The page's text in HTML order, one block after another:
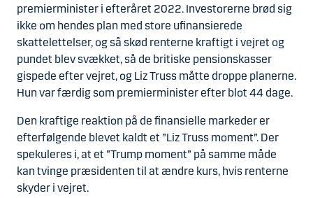
premierminister i efteråret 2022. Investorerne brød sig
ikke om hendes plan med store ufinansierede
skattelettelser, og så skød renterne kraftigt i vejret og
pundet blev svækket, så de britiske pensionskasser
gispede efter vejret, og Liz Truss måtte droppe planerne.
Hun var færdig som premierminister efter blot 44 dage.
Den kraftige reaktion på de finansielle markeder er
efterfølgende blevet kaldt et ”Liz Truss moment”. Der
spekuleres i, at et ”Trump moment” på samme måde
kan tvinge præsidenten til at ændre kurs, hvis renterne
skyder i vejret.